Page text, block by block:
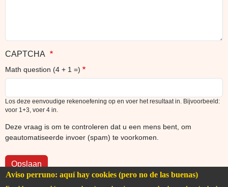
CAPTCHA
Math question (4 + 1 =)
Los deze eenvoudige rekenoefening op en voer het resultaat in. Bijvoorbeeld:
voor 1+3, voer 4 in.
Deze vraag is om te controleren dat u een mens bent, om
geautomatiseerde invoer (spam) te voorkomen.
Aviso perruno: aquí hay cookies (pero no de las buenas)